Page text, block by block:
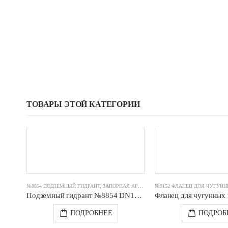
ТОВАРЫ ЭТОЙ КАТЕГОРИИ
№8854 ПОДЗЕМНЫЙ ГИДРАНТ, ЗАПОРНАЯ АРМАТУРА ЯФАР
Подземный гидрант №8854 DN125 PN16 (h=1750) JAFAR
ПОДРОБНЕЕ